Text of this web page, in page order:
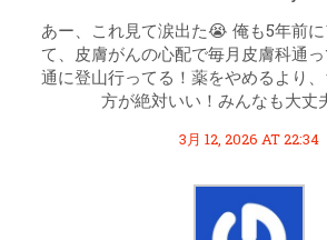
あー、これ見て涙出た😭 俺も5年前
て、皮膚がんの心配で毎月皮膚科通
通に登山行ってる！薬をやめるより
方が絶対いい！みんなも大丈
3月 12, 2026 AT 22:34